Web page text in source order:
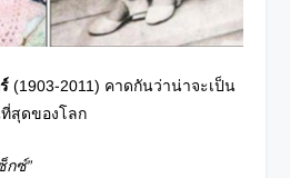
(1903-2011) คาดกันว่าน่าจะเป็น
สุดของโลก
กซ์”